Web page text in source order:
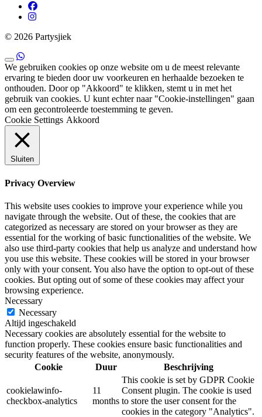
© 2026 Partysjiek
We gebruiken cookies op onze website om u de meest relevante
ervaring te bieden door uw voorkeuren en herhaalde bezoeken te
onthouden. Door op "Akkoord" te klikken, stemt u in met het
gebruik van cookies. U kunt echter naar "Cookie-instellingen" gaan
om een ​​gecontroleerde toestemming te geven.
Cookie Settings Akkoord
Sluiten
Privacy Overview
This website uses cookies to improve your experience while you
navigate through the website. Out of these, the cookies that are
categorized as necessary are stored on your browser as they are
essential for the working of basic functionalities of the website. We
also use third-party cookies that help us analyze and understand how
you use this website. These cookies will be stored in your browser
only with your consent. You also have the option to opt-out of these
cookies. But opting out of some of these cookies may affect your
browsing experience.
Necessary
Necessary
Altijd ingeschakeld
Necessary cookies are absolutely essential for the website to
function properly. These cookies ensure basic functionalities and
security features of the website, anonymously.
Cookie
Duur Beschrijving
cookielawinfo-
checkbox-analytics
11
months
This cookie is set by GDPR Cookie
Consent plugin. The cookie is used
to store the user consent for the
cookies in the category "Analytics".